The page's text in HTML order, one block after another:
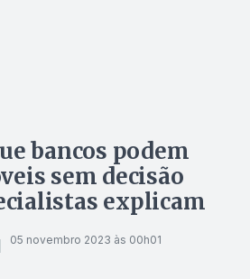
bancos podem
sem decisão
explicam
05 novembro 2023 às 00h01